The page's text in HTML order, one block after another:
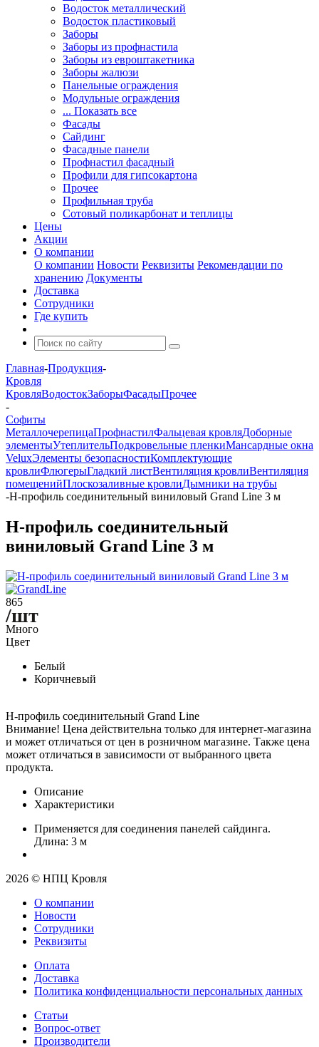
Водосток металлический
Водосток пластиковый
Заборы
Заборы из профнастила
Заборы из евроштакетника
Заборы жалюзи
Панельные ограждения
Модульные ограждения
... Показать все
Фасады
Сайдинг
Фасадные панели
Профнастил фасадный
Профили для гипсокартона
Прочее
Профильная труба
Сотовый поликарбонат и теплицы
Цены
Акции
О компании
О компании Новости Реквизиты Рекомендации по
хранению Документы
Доставка
Сотрудники
Где купить
Главная-Продукция-
Кровля
КровляВодостокЗаборыФасадыПрочее
-
Софиты
МеталлочерепицаПрофнастилФальцевая кровляДоборные
элементыУтеплительПодкровельные пленкиМансардные окна
VeluxЭлементы безопасностиКомплектующие
кровлиФлюгерыГладкий листВентиляция кровлиВентиляция
помещенийПлоскозаливные кровлиДымники на трубы
-H-профиль соединительный виниловый Grand Line 3 м
H-профиль соединительный
виниловый Grand Line 3 м
865
/шт
Много
Цвет
Белый
Коричневый
H-профиль соединительный Grand Line
Внимание! Цена действительна только для интернет-магазина
и может отличаться от цен в розничном магазине. Также цена
может отличаться в зависимости от выбранного цвета
продукта.
Описание
Характеристики
Применяется для соединения панелей сайдинга.
Длина: 3 м
2026 © НПЦ Кровля
О компании
Новости
Сотрудники
Реквизиты
Оплата
Доставка
Политика конфиденциальности персональных данных
Статьи
Вопрос-ответ
Производители